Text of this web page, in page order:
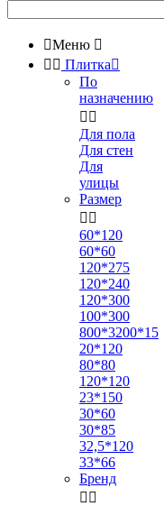
Меню 
  Плитка
По
назначению
 
Для пола
Для стен
Для
улицы
Размер
 
60*120
60*60
120*275
120*240
120*300
100*300
800*3200*15
20*120
80*80
120*120
23*150
30*60
30*85
32,5*120
33*66
Бренд
 